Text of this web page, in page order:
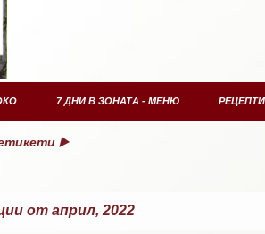
7 ДНИ В ЗОНАТА - МЕНЮ РЕЦЕПТИ
▶️
от април, 2022